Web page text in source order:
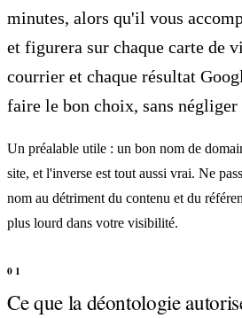
minutes, alors qu'il vous
et figurera sur chaque carte de
courrier et chaque résultat
faire le bon choix, sans
Un préalable utile : un bon nom de
site, et l'inverse est tout aussi vrai. Ne
nom au détriment du contenu et du
plus lourd dans votre visibilité.
Ce que la déontologie